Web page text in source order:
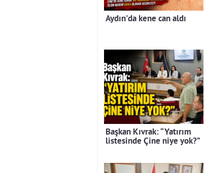
Aydın'da kene can aldı
Başkan Kıvrak: “Yatırım
listesinde Çine niye yok?”